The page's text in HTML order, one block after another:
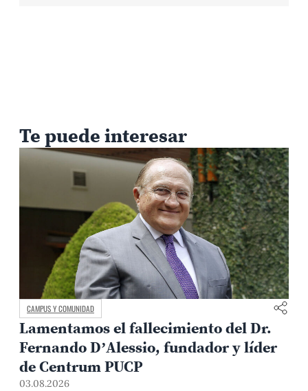
Te puede interesar
CAMPUS Y COMUNIDAD
Lamentamos el fallecimiento del Dr.
Fernando D’Alessio, fundador y líder
de Centrum PUCP
03.08.2026